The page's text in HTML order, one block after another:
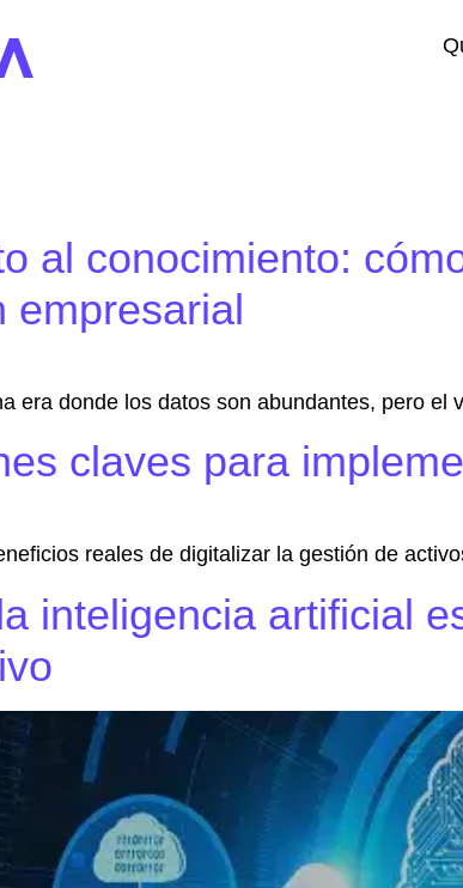
al conocimiento:
empresarial
era donde los datos son abundantes, pero
claves para
reales de digitalizar la gestión de
inteligencia artificial